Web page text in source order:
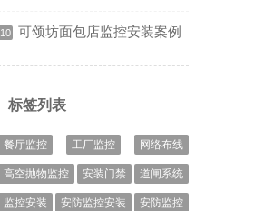
10 可颂坊面包店监控安装案例
标签列表
餐厅监控 工厂监控 网络布线
高空抛物监控 安装门禁 道闸系统
监控安装 安防监控安装 安防监控